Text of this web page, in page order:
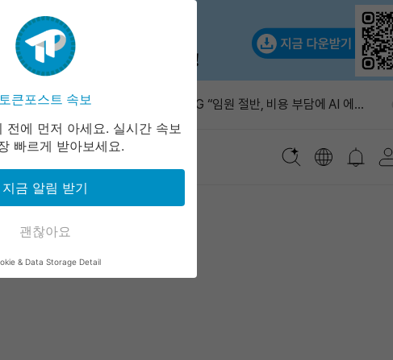
바이낸스 알파, 8월 10일 DAppOS 에어
KPMG “임원 절반, 비용 부담에 AI 에이
전트 배포 축소”
막…러프넥스, 채굴 중단 선언
TUT 1시간 청산 3480만 달러…숏 포지
비프로스트 파밍풀 3곳 공격…DOT 88
KPMG “임원 절반, 비용 부담에 AI 에이
커뮤니티
토큰포스트 속보
전에 먼저 아세요. 실시간 속보
빠르게 받아보세요.
지금 알림 받기
괜찮아요
& Data Storage Detail